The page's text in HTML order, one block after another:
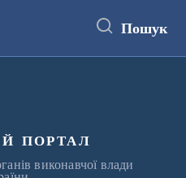
Пошук
портал
виконавчої влади